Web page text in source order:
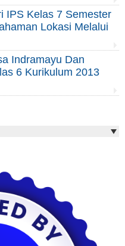
IPS Kelas 7 Semester
Lokasi Melalui
Indramayu Dan
6 Kurikulum 2013